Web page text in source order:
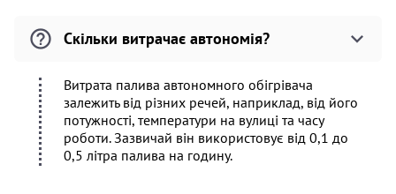
Скільки витрачає автономія?
Витрата палива автономного обігрівача
залежить від різних речей, наприклад, від його
потужності, температури на вулиці та часу
роботи. Зазвичай він використовує від 0,1 до
0,5 літра палива на годину.